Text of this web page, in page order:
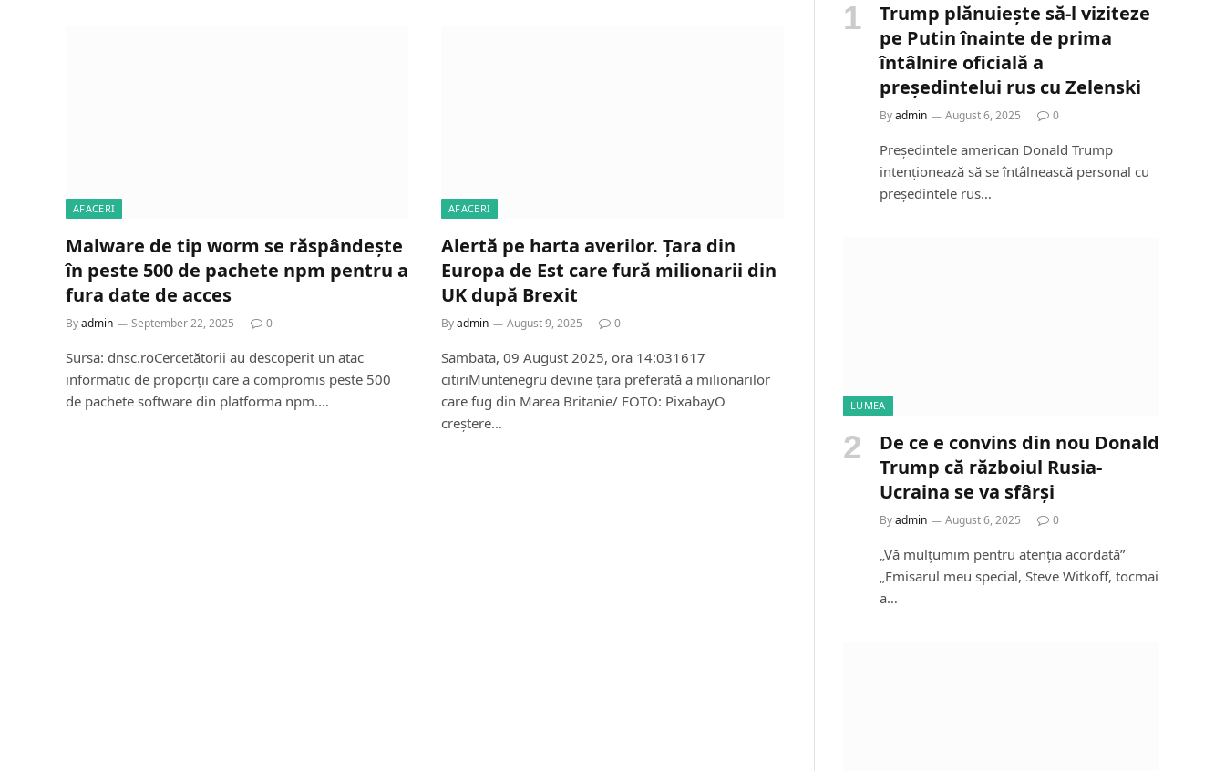
AFACERI
Malware de tip worm se răspândește
în peste 500 de pachete npm pentru a
fura date de acces
Byadmin September 22, 2025 0
Sursa: dnsc.roCercetătorii au descoperit un atac
informatic de proporții care a compromis peste 500
de pachete software din platforma npm.…
AFACERI
Alertă pe harta averilor. Țara din
Europa de Est care fură milionarii din
UK după Brexit
Byadmin August 9, 2025 0
Sambata, 09 August 2025, ora 14:031617
citiriMuntenegru devine țara preferată a milionarilor
care fug din Marea Britanie/ FOTO: PixabayO
creștere…
Trump plănuiește să-l viziteze
pe Putin înainte de prima
întâlnire oficială a
președintelui rus cu Zelenski
Byadmin August 6, 2025 0
Președintele american Donald Trump
intenționează să se întâlnească personal cu
președintele rus…
LUMEA
De ce e convins din nou Donald
Trump că războiul Rusia-
Ucraina se va sfârși
Byadmin August 6, 2025 0
„Vă mulțumim pentru atenția acordată”
„Emisarul meu special, Steve Witkoff, tocmai
a…